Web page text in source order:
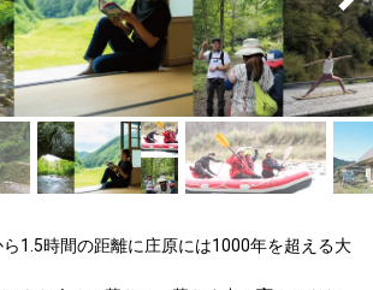
1.5時間の距離に庄原には1000年を超える大